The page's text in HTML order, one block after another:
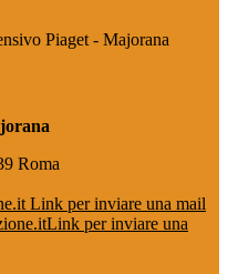
Piaget - Majorana
Roma
Link per inviare una mail
Link per inviare una